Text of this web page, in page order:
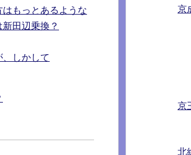
はもっとあるような
田辺乗換？
しかして
京
京
北